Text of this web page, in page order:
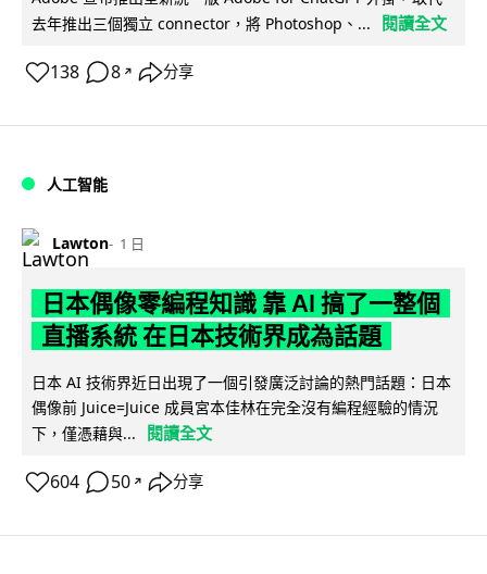
去年推出三個獨立 connector，將 Photoshop、...
閱讀全文
138 8 ↗ 分享
人工智能
Lawton 1 日
日本偶像零編程知識 靠 AI 搞了一整個
直播系統 在日本技術界成為話題
日本 AI 技術界近日出現了一個引發廣泛討論的熱門話題：日本
偶像前 Juice=Juice 成員宮本佳林在完全沒有編程經驗的情況
下，僅憑藉與...
閱讀全文
604 50 ↗ 分享